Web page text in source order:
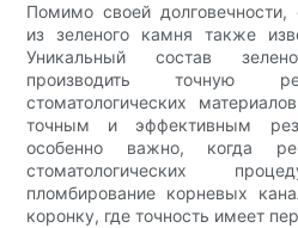
Помимо своей долговечности,
из зеленого камня также
Уникальный состав
производить точную
стоматологических
точным и эффективным
особенно важно, когда
стоматологических
пломбирование корневых
коронку, где точность имеет